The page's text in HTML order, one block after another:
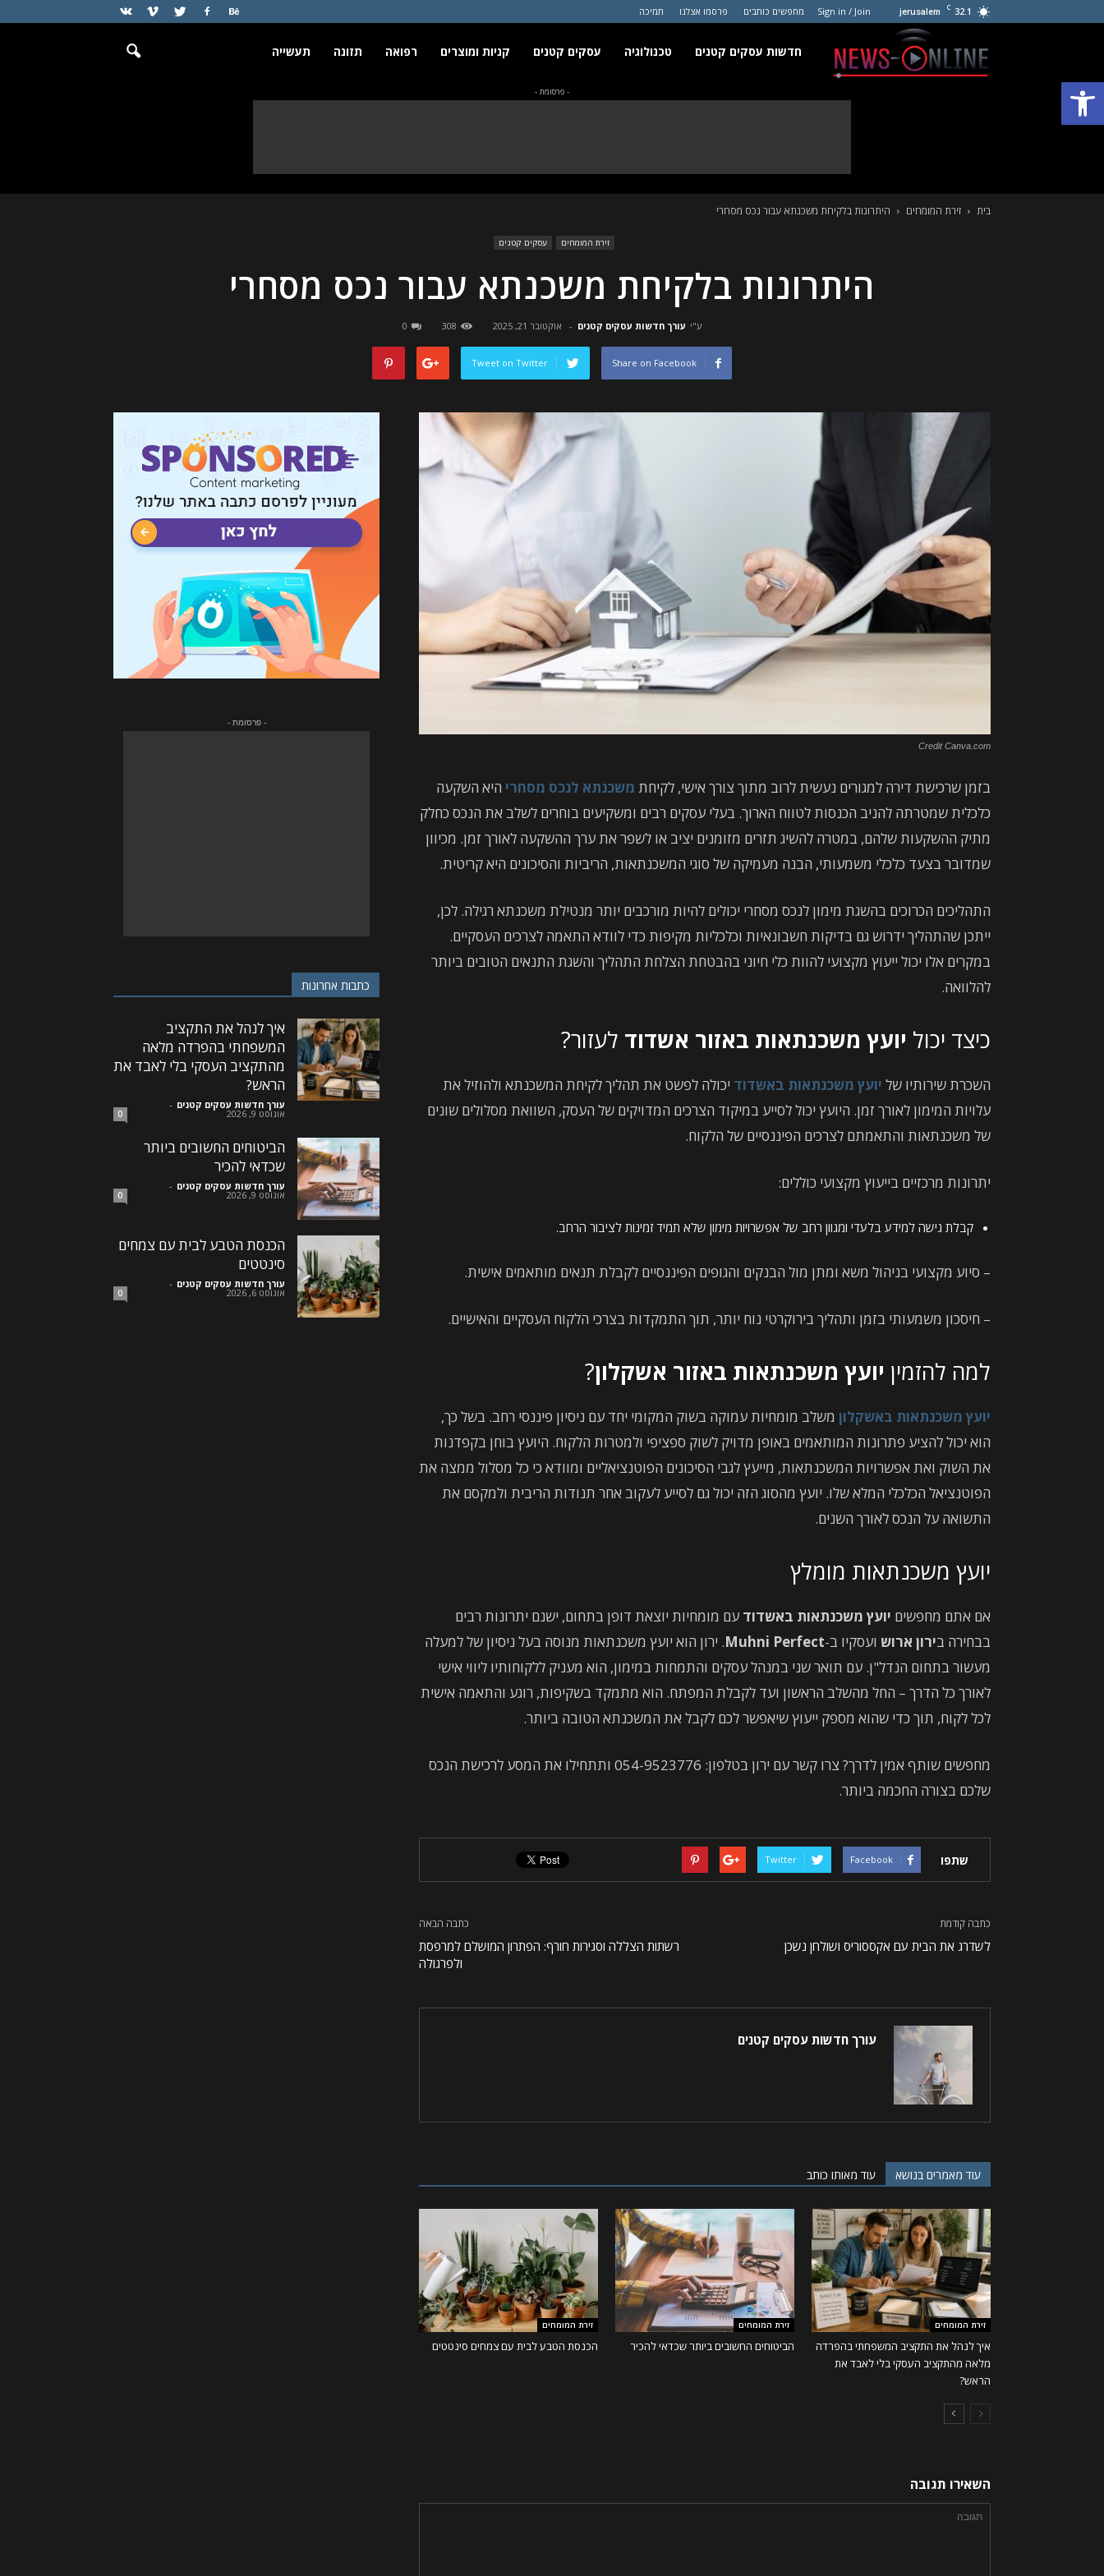
פתח סרגל נגישות
32.1
C
jerusalem
Sign in / Join מחפשים כותבים פרסמו אצלנו תמיכה
חדשות
חדשות עסקים קטנים טכנולוגיה עסקים קטנים קניות ומוצרים רפואה תזונה תעשייה
- פרסומת -
בית זירת המומחים היתרונות בלקיחת משכנתא עבור נכס מסחרי
זירת המומחים עסקים קטנים
היתרונות בלקיחת משכנתא עבור נכס מסחרי
ע"י עורך חדשות עסקים קטנים - אוקטובר 21, 2025 308
0
Share on Facebook
Tweet on Twitter
Credit Canva.com
בזמן שרכישת דירה למגורים נעשית לרוב מתוך צורך אישי, לקיחת משכנתא לנכס מסחרי היא השקעה
כלכלית שמטרתה להניב הכנסות לטווח הארוך. בעלי עסקים רבים ומשקיעים בוחרים לשלב את הנכס כחלק
מתיק ההשקעות שלהם, במטרה להשיג תזרים מזומנים יציב או לשפר את ערך ההשקעה לאורך זמן. מכיוון
שמדובר בצעד כלכלי משמעותי, הבנה מעמיקה של סוגי המשכנתאות, הריביות והסיכונים היא קריטית.
התהליכים הכרוכים בהשגת מימון לנכס מסחרי יכולים להיות מורכבים יותר מנטילת משכנתא רגילה. לכן,
ייתכן שהתהליך ידרוש גם בדיקות חשבונאיות וכלכליות מקיפות כדי לוודא התאמה לצרכים העסקיים.
במקרים אלו יכול ייעוץ מקצועי להוות כלי חיוני בהבטחת הצלחת התהליך והשגת התנאים הטובים ביותר
להלוואה.
כיצד יכול יועץ משכנתאות באזור אשדוד לעזור?
השכרת שירותיו של יועץ משכנתאות באשדוד יכולה לפשט את תהליך לקיחת המשכנתא ולהוזיל את
עלויות המימון לאורך זמן. היועץ יכול לסייע במיקוד הצרכים המדויקים של העסק, השוואת מסלולים שונים
של משכנתאות והתאמתם לצרכים הפיננסיים של הלקוח.
יתרונות מרכזיים בייעוץ מקצועי כוללים:
קבלת גישה למידע בלעדי ומגוון רחב של אפשרויות מימון שלא תמיד זמינות לציבור הרחב.
– סיוע מקצועי בניהול משא ומתן מול הבנקים והגופים הפיננסיים לקבלת תנאים מותאמים אישית.
– חיסכון משמעותי בזמן ותהליך בירוקרטי נוח יותר, תוך התמקדות בצרכי הלקוח העסקיים והאישיים.
למה להזמין יועץ משכנתאות באזור אשקלון?
יועץ משכנתאות באשקלון משלב מומחיות עמוקה בשוק המקומי יחד עם ניסיון פיננסי רחב. בשל כך,
הוא יכול להציע פתרונות המותאמים באופן מדויק לשוק ספציפי ולמטרות הלקוח. היועץ בוחן בקפדנות
את השוק ואת אפשרויות המשכנתאות, מייעץ לגבי הסיכונים הפוטנציאליים ומוודא כי כל מסלול ממצה את
הפוטנציאל הכלכלי המלא שלו. יועץ מהסוג הזה יכול גם לסייע לעקוב אחר תנודות הריבית ולמקסם את
התשואה על הנכס לאורך השנים.
יועץ משכנתאות מומלץ
אם אתם מחפשים יועץ משכנתאות באשדוד עם מומחיות יוצאת דופן בתחום, ישנם יתרונות רבים
בבחירה בירון ארוש ועסקיו ב-Muhni Perfect. ירון הוא יועץ משכנתאות מנוסה בעל ניסיון של למעלה
מעשור בתחום הנדל"ן. עם תואר שני במנהל עסקים והתמחות במימון, הוא מעניק ללקוחותיו ליווי אישי
לאורך כל הדרך – החל מהשלב הראשון ועד לקבלת המפתח. הוא מתמקד בשקיפות, רוגע והתאמה אישית
לכל לקוח, תוך כדי שהוא מספק ייעוץ שיאפשר לכם לקבל את המשכנתא הטובה ביותר.
מחפשים שותף אמין לדרך? צרו קשר עם ירון בטלפון: 054-9523776 ותתחילו את המסע לרכישת הנכס
שלכם בצורה החכמה ביותר.
שתפו Facebook
Twitter
כתבה קודמת
לשדרג את הבית עם אקססוריס ושולחן נשכן
כתבה הבאה
רשתות הצללה וסגירות חורף: הפתרון המושלם למרפסת
ולפרגולה
עורך חדשות עסקים קטנים
עוד מאמרים בנושא עוד מאותו כותב
זירת המומחים
איך לנהל את התקציב המשפחתי בהפרדה
מלאה מהתקציב העסקי בלי לאבד את
הראש?
זירת המומחים
הביטוחים החשובים ביותר שכדאי להכיר
זירת המומחים
הכנסת הטבע לבית עם צמחים סינטטים
השאירו תגובה
- פרסומת -
כתבות אחרונות
איך לנהל את התקציב
המשפחתי בהפרדה מלאה
מהתקציב העסקי בלי לאבד את
הראש?
עורך חדשות עסקים קטנים -
אוגוסט 9, 2026 0
הביטוחים החשובים ביותר
שכדאי להכיר
עורך חדשות עסקים קטנים -
אוגוסט 9, 2026 0
הכנסת הטבע לבית עם צמחים
סינטטים
עורך חדשות עסקים קטנים -
אוגוסט 6, 2026 0